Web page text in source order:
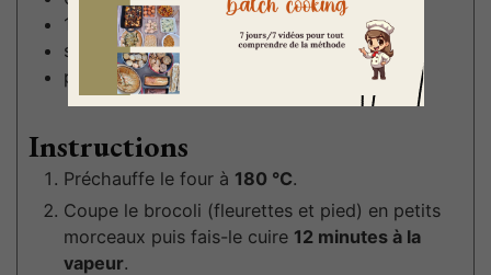
1
yaourt nature
sel
poivre
Instructions
Préchauffe le four à 180 °C.
Coupe le brocoli (fleurettes et pied) en petits
morceaux puis fais-le cuire 12 minutes à la
vapeur.